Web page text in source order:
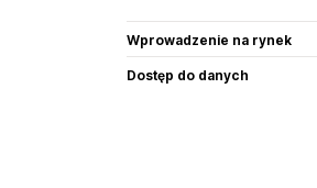
Wprowadzenie na rynek
Dostęp do danych